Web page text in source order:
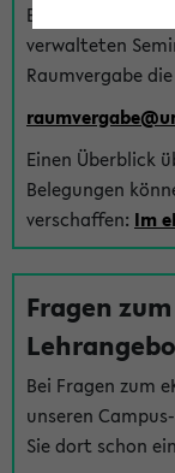
Bei Fragen zur
verwalteten
Raumvergabe
Einen Überblick
Belegungen
verschaffen: Im
Fragen
Bei Fragen zum
unseren
Sie dort schon